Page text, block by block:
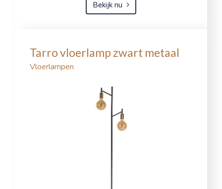
Bekijk nu
Tarro vloerlamp zwart metaal
Vloerlampen